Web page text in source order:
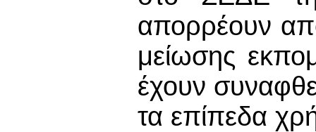
απορρέουν
μείωσης
έχουν
τα επίπεδα